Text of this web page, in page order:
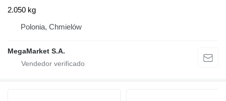
2.050 kg
Polonia, Chmielów
MegaMarket S.A.